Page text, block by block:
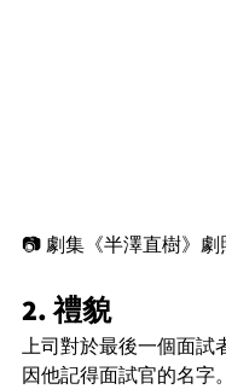
📷 劇集《半澤直樹》劇
2. 禮貌
上司對於最後一個面試
因他記得面試官的名字